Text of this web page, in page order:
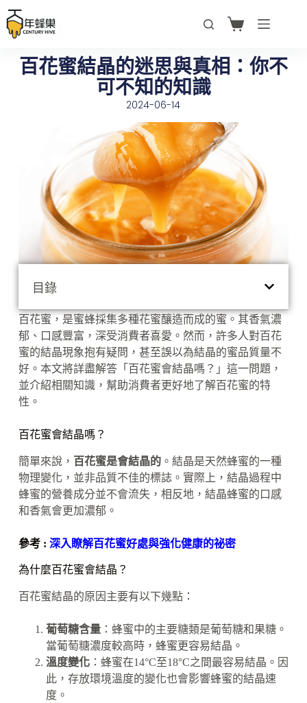
百花蜜結晶的迷思與真相：你不
可不知的知識
2024-06-14
目錄
百花蜜，是蜜蜂採集多種花蜜釀造而成的蜜。其香氣濃
郁、口感豐富，深受消費者喜愛。然而，許多人對百花
蜜的結晶現象抱有疑問，甚至誤以為結晶的蜜品質量不
好。本文將詳盡解答「百花蜜會結晶嗎？」這一問題，
並介紹相關知識，幫助消費者更好地了解百花蜜的特
性。
百花蜜會結晶嗎？
簡單來說， 百花蜜是會結晶的。結晶是天然蜂蜜的一種
物理變化，並非品質不佳的標誌。實際上，結晶過程中
蜂蜜的營養成分並不會流失，相反地，結晶蜂蜜的口感
和香氣會更加濃郁。
參考 : 深入瞭解百花蜜好處與強化健康的祕密
為什麼百花蜜會結晶？
百花蜜結晶的原因主要有以下幾點：
葡萄糖含量：蜂蜜中的主要糖類是葡萄糖和果糖。
當葡萄糖濃度較高時，蜂蜜更容易結晶。
溫度變化：蜂蜜在14°C至18°C之間最容易結晶。因
此，存放環境溫度的變化也會影響蜂蜜的結晶速
度。